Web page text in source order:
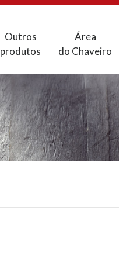
Outros
produtos
Área
do Chaveiro